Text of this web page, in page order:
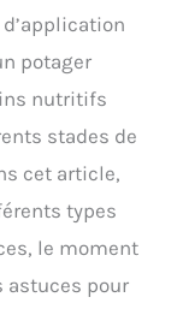
potager
nutritifs
stades de
cet article,
types
le moment
astuces pour